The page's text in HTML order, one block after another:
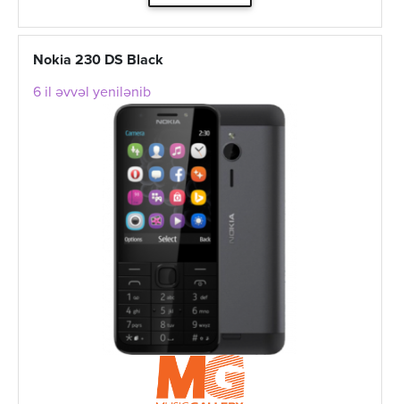
Nokia 230 DS Black
6 il əvvəl yenilənib